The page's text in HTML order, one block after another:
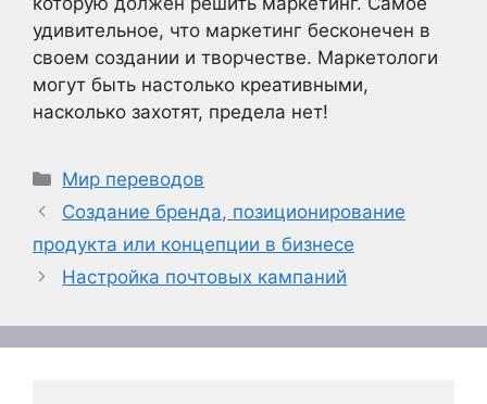
удивительное, что маркетинг бесконечен в
своем создании и творчестве. Маркетологи
могут быть настолько креативными,
насколько захотят, предела нет!
Рубрики
Мир переводов
Создание бренда, позиционирование
продукта или концепции в бизнесе
Настройка почтовых кампаний